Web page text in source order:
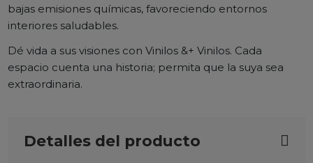
bajas emisiones químicas, favoreciendo entornos
interiores saludables.
Dé vida a sus visiones con Vinilos &+ Vinilos. Cada
espacio cuenta una historia; permita que la suya sea
extraordinaria.
Detalles del producto